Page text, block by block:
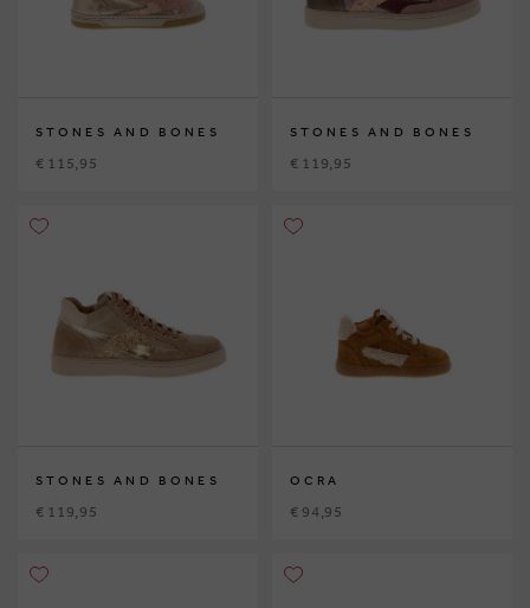
STONES AND BONES
€ 115,95
STONES AND BONES
€ 119,95
STONES AND BONES
€ 119,95
OCRA
€ 94,95